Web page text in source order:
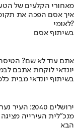
מאחורי הקלעים של
לאומי?
בשיתוף אסם
אתם עוד לא שם? הטיסה
יונדאי לוקחת אתכם
בשיתוף יונדאי מבית
ירושלים 2040: העיר נערכת ל- 1.5 מליון תושבים
מנכ"לית העירייה
הבא